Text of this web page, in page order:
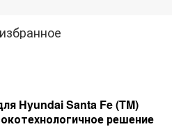
Hyundai Santa Fe (TM)
решение